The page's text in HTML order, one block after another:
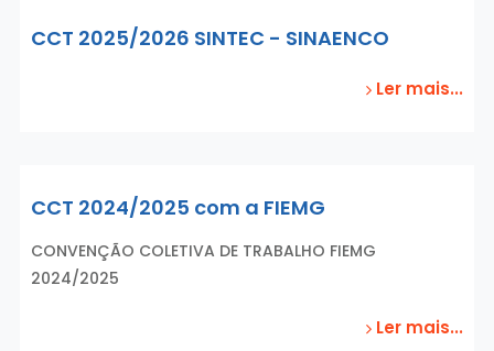
CCT 2025/2026 SINTEC - SINAENCO
Ler mais...
CCT 2024/2025 com a FIEMG
CONVENÇÃO COLETIVA DE TRABALHO FIEMG
2024/2025
Ler mais...